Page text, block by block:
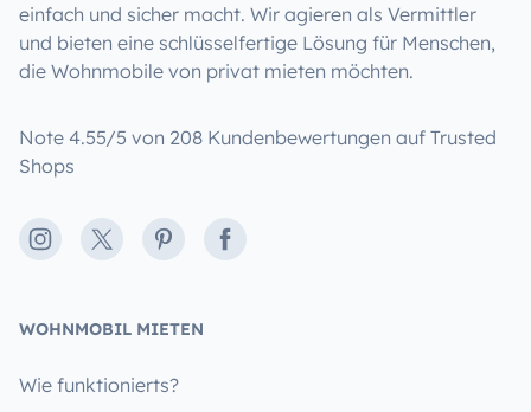
einfach und sicher macht. Wir agieren als Vermittler
und bieten eine schlüsselfertige Lösung für Menschen,
die Wohnmobile von privat mieten möchten.
Note 4.55/5 von 208 Kundenbewertungen auf Trusted
Shops
Instagram
X PinterestFacebook
WOHNMOBIL MIETEN
Wie funktionierts?